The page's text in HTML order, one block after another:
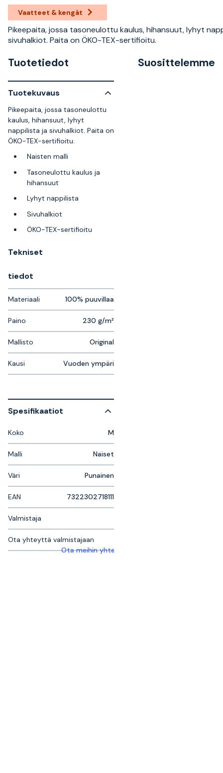
Vaatteet & kengät
Pikeepaita, jossa tasoneulottu kaulus, hihansuut, lyhyt
sivuhalkiot. Paita on ÖKO-TEX-sertifioitu.
Tuotetiedot
Tuotekuvaus
Pikeepaita, jossa tasoneulottu
kaulus, hihansuut, lyhyt
nappilista ja sivuhalkiot. Paita on
ÖKO-TEX-sertifioitu.
Naisten malli
Tasoneulottu kaulus ja
hihansuut
Lyhyt nappilista
Sivuhalkiot
ÖKO-TEX-sertifioitu
Tekniset
tiedot
Materiaali 100% puuvillaa
Paino 230 g/m²
Mallisto Original
Kausi Vuoden ympäri
Spesifikaatiot
Koko M
Malli Naiset
Väri Punainen
EAN 7322302718111
Valmistaja
Ota yhteyttä valmistajaan
Ota meihin yhteyttä saadaksesi lisätietoja
Suosittelemme